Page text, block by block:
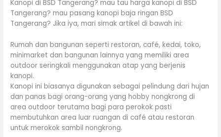
Kanopi di BSD Tangerang? mau tau harga kanopi di BSD
Tangerang? mau pasang kanopi baja ringan BSD
Tangerang? Jika iya, mari simak artikel di bawah ini:
Rumah dan bangunan seperti restoran, café, kedai, toko,
minimarket dan bangunan lainnya yang memiliki area
outdoor seringkali menggunakan atap yang berjenis
kanopi.
Kanopi ini biasanya digunakan sebagai pelindung dari hujan
dan panas bagi orang-orang yang hobby nongkrong di
area outdoor terutama bagi para perokok pasti
membutuhkan area luar ruangan di café atau restoran
untuk merokok sambil nongkrong.